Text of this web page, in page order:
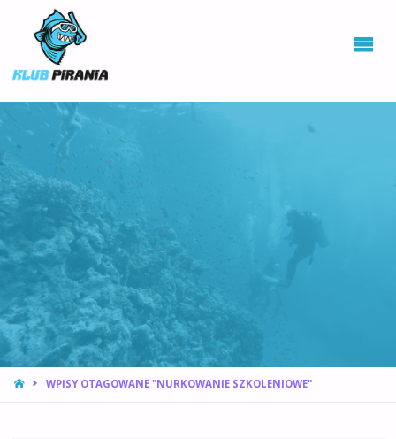
HOKEJ
STRONA
WPISY OTAGOWANE "NURKOWANIE SZKOLENIOWE"